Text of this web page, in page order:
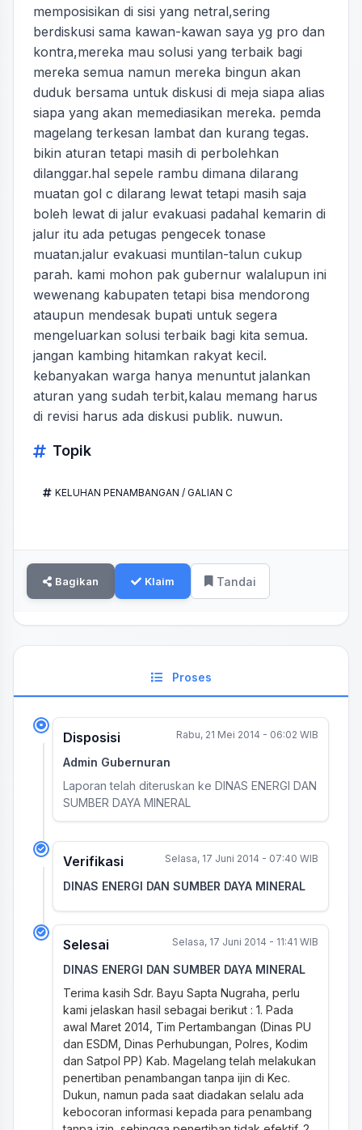
memposisikan di sisi yang netral,sering
berdiskusi sama kawan-kawan saya yg pro dan
kontra,mereka mau solusi yang terbaik bagi
mereka semua namun mereka bingun akan
duduk bersama untuk diskusi di meja siapa alias
siapa yang akan memediasikan mereka. pemda
magelang terkesan lambat dan kurang tegas.
bikin aturan tetapi masih di perbolehkan
dilanggar.hal sepele rambu dimana dilarang
muatan gol c dilarang lewat tetapi masih saja
boleh lewat di jalur evakuasi padahal kemarin di
jalur itu ada petugas pengecek tonase
muatan.jalur evakuasi muntilan-talun cukup
parah. kami mohon pak gubernur walalupun ini
wewenang kabupaten tetapi bisa mendorong
ataupun mendesak bupati untuk segera
mengeluarkan solusi terbaik bagi kita semua.
jangan kambing hitamkan rakyat kecil.
kebanyakan warga hanya menuntut jalankan
aturan yang sudah terbit,kalau memang harus
di revisi harus ada diskusi publik. nuwun.
Topik
KELUHAN PENAMBANGAN / GALIAN C
Bagikan Klaim Tandai
Proses
Disposisi Rabu, 21 Mei 2014 - 06:02 WIB
Admin Gubernuran
Laporan telah diteruskan ke DINAS ENERGI DAN
SUMBER DAYA MINERAL
Verifikasi Selasa, 17 Juni 2014 - 07:40 WIB
DINAS ENERGI DAN SUMBER DAYA MINERAL
Selesai Selasa, 17 Juni 2014 - 11:41 WIB
DINAS ENERGI DAN SUMBER DAYA MINERAL
Terima kasih Sdr. Bayu Sapta Nugraha, perlu
kami jelaskan hasil sebagai berikut : 1. Pada
awal Maret 2014, Tim Pertambangan (Dinas PU
dan ESDM, Dinas Perhubungan, Polres, Kodim
dan Satpol PP) Kab. Magelang telah melakukan
penertiban penambangan tanpa ijin di Kec.
Dukun, namun pada saat diadakan selalu ada
kebocoran informasi kepada para penambang